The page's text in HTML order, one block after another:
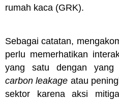
rumah kaca (GRK).
Sebagai catatan,
perlu memerhatikan
yang satu dengan yang
carbon leakage atau
sektor karena aksi